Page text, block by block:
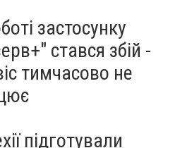
застосунку
стався збій -
тимчасово не
підготували